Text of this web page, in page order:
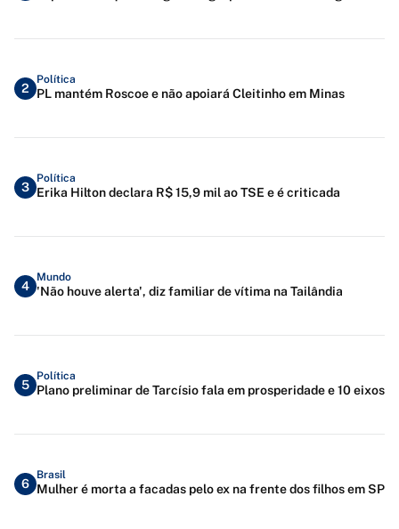
2
Política
PL mantém Roscoe e não apoiará Cleitinho em Minas
3
Política
Erika Hilton declara R$ 15,9 mil ao TSE e é criticada
4
Mundo
'Não houve alerta', diz familiar de vítima na Tailândia
5
Política
Plano preliminar de Tarcísio fala em prosperidade e 10 eixos
6
Brasil
Mulher é morta a facadas pelo ex na frente dos filhos em SP